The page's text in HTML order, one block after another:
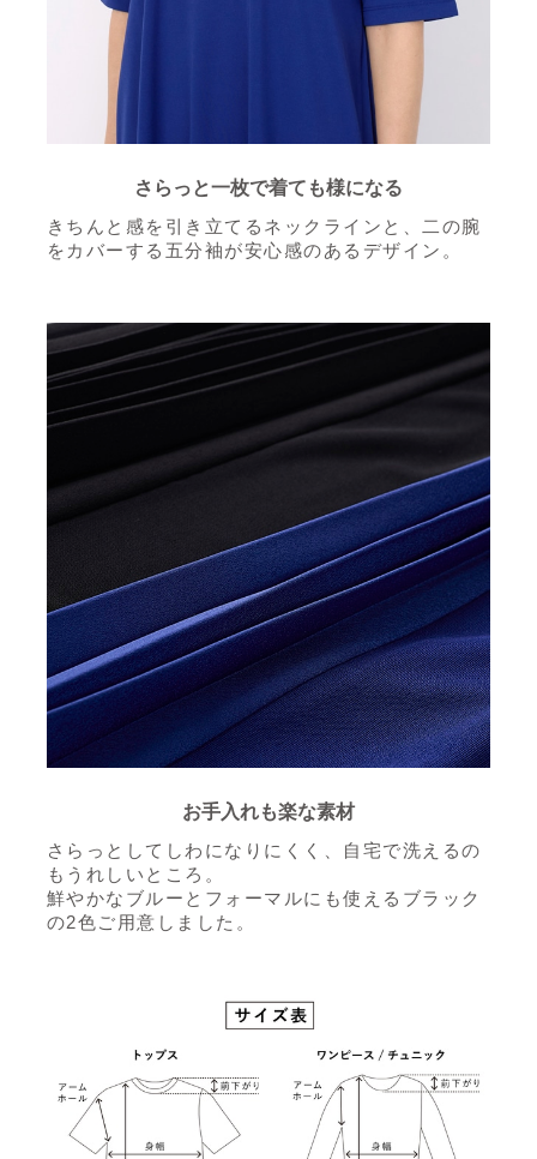
さらっと一枚で着ても様になる
きちんと感を引き立てるネックラインと、 二の腕
をカバーする五分袖が安心感のあるデザイン。
お手入れも楽な素材
さらっとしてしわになりにくく、自宅で洗えるの
もうれしいところ。
鮮やかなブルーとフォーマルにも使えるブラック
の2色ご用意しました。